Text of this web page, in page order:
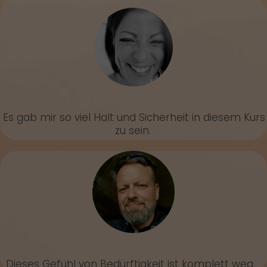
Es gab mir so viel Halt und Sicherheit in diesem Kurs
zu sein.